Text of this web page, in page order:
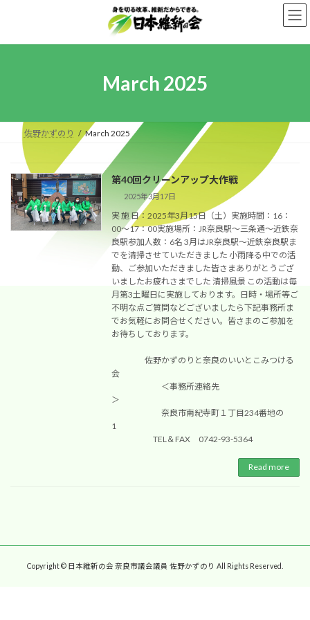
March 2025
佐野かずのり March 2025
第40回クリーンアップ大作戦
2025年3月17日
実 施 日：2025年3月15日（土）実施時間：16：
00～17：00実施場所：JR奈良駅～三条通～近鉄奈
良駅参加人数：6名 3月はJR奈良駅～近鉄奈良駅ま
でを清掃させていただきました 小雨降る中での活
動、ご参加いただきました皆さまありがとうござ
いましたお疲れさまでした 清掃風景 この活動は毎
月第3土曜日に実施しております。日時・場所等ご
不明な点ご質問などございましたら下記事務所ま
でお気軽にお問合せください。皆さまのご参加を
お待ちしております。
佐野かずのりと奈良のいいとこみつける
会
＜事務所連絡先
＞
奈良市南紀寺町１丁目234番地の
1
TEL＆FAX 0742-93-5364
Read more
Copyright © 日本維新の会 奈良市議会議員 佐野かずのり All Rights Reserved.